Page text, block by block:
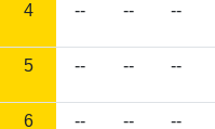
4 -- -- --
5 -- -- --
6 -- -- --